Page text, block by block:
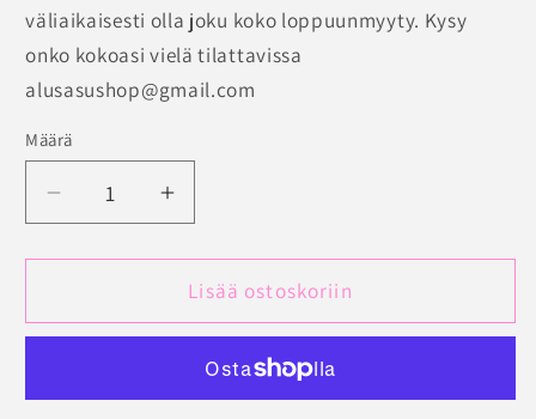
väliaikaisesti olla joku koko loppuunmyyty. Kysy
onko kokoasi vielä tilattavissa
alusasushop@gmail.com
Määrä
Määrä
Vähennä
tuotteen
Alushousut
PrimaDonna
Madison
Lisää
tuotteen
Alushousut
PrimaDonna
Madison
määrää
Lisää ostoskoriin